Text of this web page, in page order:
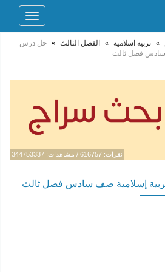
Toggle
» تربية اسلامية » الفصل الثالث » حل درس
سادس فصل ثالث
نقرات: 616757 / مشاهدات: 344753337
إسلامية صف سادس فصل ثالث